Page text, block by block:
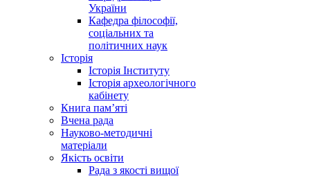
України
Кафедра філософії,
соціальних та
політичних наук
Історія
Історія Інституту
Історія археологічного
кабінету
Книга памʼяті
Вчена рада
Науково-методичні
матеріали
Якість освіти
Рада з якості вищої